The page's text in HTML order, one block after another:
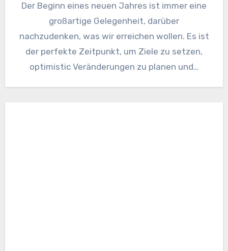
Der Beginn eines neuen Jahres ist immer eine
großartige Gelegenheit, darüber
nachzudenken, was wir erreichen wollen. Es ist
der perfekte Zeitpunkt, um Ziele zu setzen,
optimistic Veränderungen zu planen und…